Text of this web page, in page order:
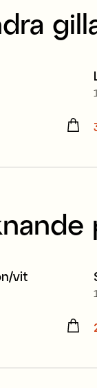
vit